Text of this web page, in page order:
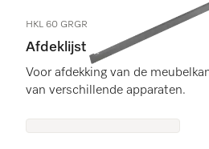
HKL 60 GRGR
Afdeklijst
Voor afdekking van de
van verschillende apparaten.